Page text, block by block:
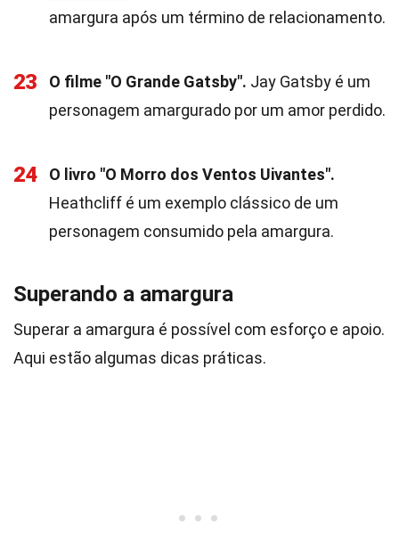
amargura após um término de relacionamento.
23 O filme "O Grande Gatsby". Jay Gatsby é um
personagem amargurado por um amor perdido.
24
O livro "O Morro dos Ventos Uivantes".
Heathcliff é um exemplo clássico de um
personagem consumido pela amargura.
Superando a amargura
Superar a amargura é possível com esforço e apoio.
Aqui estão algumas dicas práticas.